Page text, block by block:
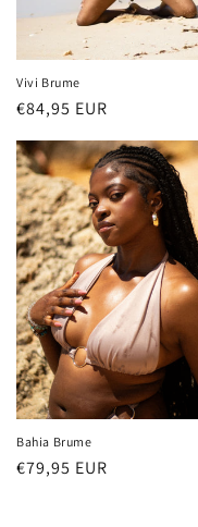
Vivi Brume
Prix
€84,95 EUR
Bahia Brume
Prix
€79,95 EUR